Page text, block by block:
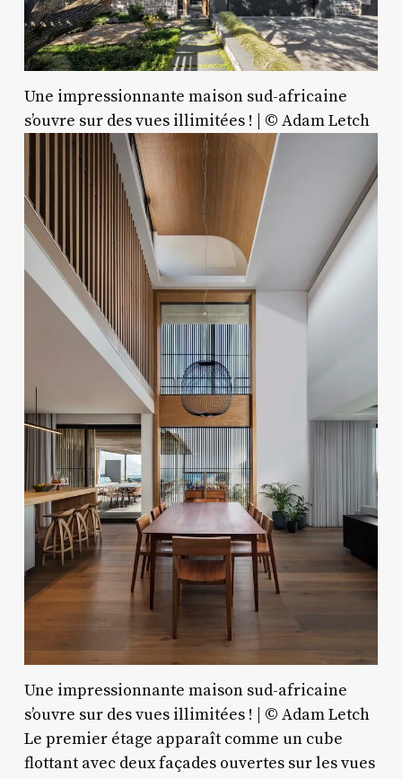
Une impressionnante maison sud-africaine
s’ouvre sur des vues illimitées ! | © Adam Letch
Une impressionnante maison sud-africaine
s’ouvre sur des vues illimitées ! | © Adam Letch
Le premier étage apparaît comme un cube
flottant avec deux façades ouvertes sur les vues